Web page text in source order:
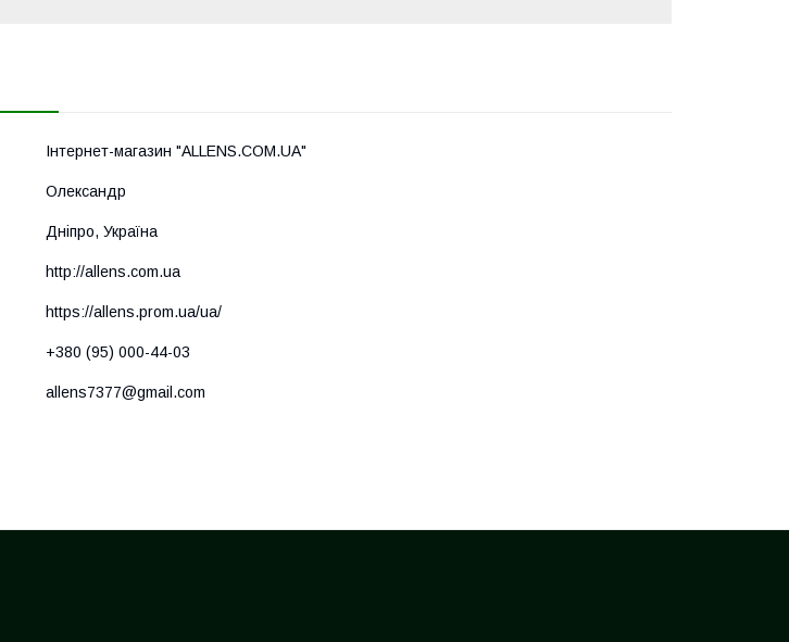
Інтернет-магазин "ALLENS.COM.UA"
Олександр
Дніпро, Україна
http://allens.com.ua
https://allens.prom.ua/ua/
+380 (95) 000-44-03
allens7377@gmail.com